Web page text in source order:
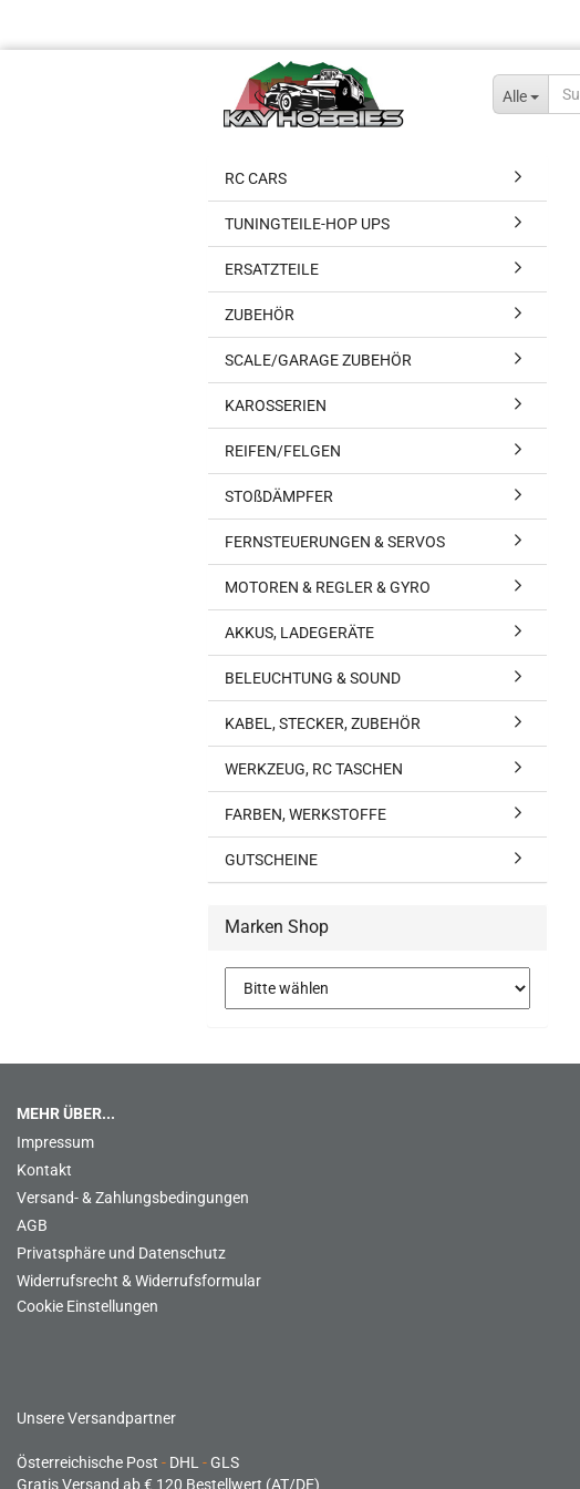
Alle
RC CARS
TUNINGTEILE-HOP UPS
ERSATZTEILE
ZUBEHÖR
SCALE/GARAGE ZUBEHÖR
KAROSSERIEN
REIFEN/FELGEN
STOßDÄMPFER
FERNSTEUERUNGEN & SERVOS
MOTOREN & REGLER & GYRO
AKKUS, LADEGERÄTE
BELEUCHTUNG & SOUND
KABEL, STECKER, ZUBEHÖR
WERKZEUG, RC TASCHEN
FARBEN, WERKSTOFFE
GUTSCHEINE
Marken Shop
MEHR ÜBER...
Impressum
Kontakt
Versand- & Zahlungsbedingungen
AGB
Privatsphäre und Datenschutz
Widerrufsrecht & Widerrufsformular
Cookie Einstellungen
Unsere Versandpartner
Österreichische Post - DHL -GLS
Gratis Versand ab € 120 Bestellwert (AT/DE)